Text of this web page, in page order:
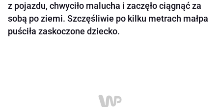
z pojazdu, chwyciło malucha i zaczęło ciągnąć za
sobą po ziemi. Szczęśliwie po kilku metrach małpa
puściła zaskoczone dziecko.